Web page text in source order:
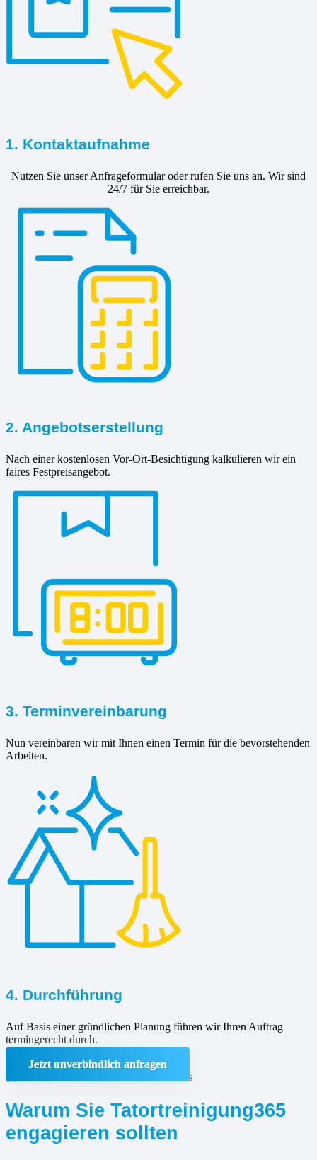
1. Kontaktaufnahme
Nutzen Sie unser Anfrageformular oder rufen Sie uns an. Wir sind
24/7 für Sie erreichbar.
2. Angebotserstellung
Nach einer kostenlosen Vor-Ort-Besichtigung kalkulieren wir ein
faires Festpreisangebot.
3. Terminvereinbarung
Nun vereinbaren wir mit Ihnen einen Termin für die bevorstehenden
Arbeiten.
4. Durchführung
Auf Basis einer gründlichen Planung führen wir Ihren Auftrag
termingerecht durch.
Jetzt unverbindlich anfragen
Warum Sie Tatortreinigung365
engagieren sollten